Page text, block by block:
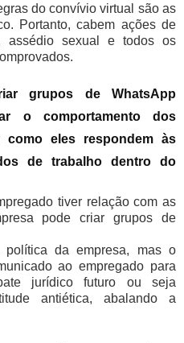
do convívio virtual são as
Portanto, cabem ações de
assédio sexual e todos os
grupos de WhatsApp
o comportamento dos
eles respondem às
de trabalho dentro do
tiver relação com as
pode criar grupos de
da empresa, mas o
ao empregado para
jurídico futuro ou seja
antiética, abalando a